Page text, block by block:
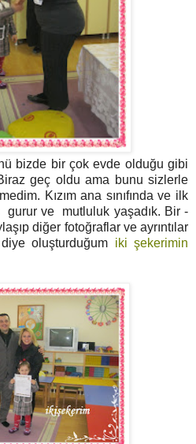
bir çok evde olduğu gibi
geç oldu ama bunu sizlerle
Kızım ana sınıfında ve ilk
ve mutluluk yaşadık. Bir -
diğer fotoğraflar ve ayrıntılar
oluşturduğum iki şekerimin